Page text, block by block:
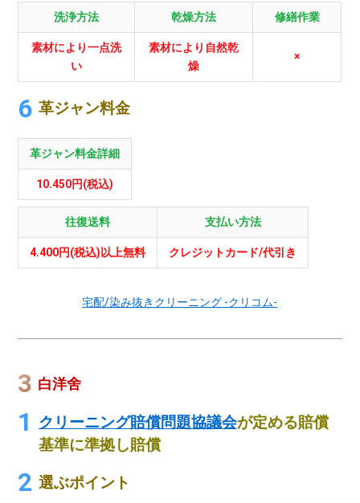
洗浄方法 乾燥方法 修繕作業
素材により一点洗
い
素材により自然乾
燥
×
革ジャン料金
革ジャン料金詳細
10.450円(税込)
往復送料 支払い方法
4.400円(税込)以上無料 クレジットカード/代引き
宅配/染み抜きクリーニング -クリコム-
白洋舍
クリーニング賠償問題協議会が定める賠償
基準に準拠し賠償
選ぶポイント